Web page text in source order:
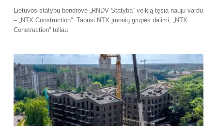
Lietuvos statybų bendrovė „RNDV Statyba“ veiklą tęsia nauju vardu
– „NTX Construction“. Tapusi NTX įmonių grupės dalimi, „NTX
Construction“ toliau